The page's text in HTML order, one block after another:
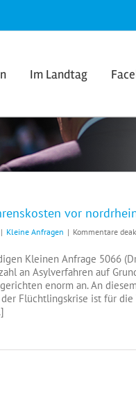
Im Landtag
vor
| Kleine Anfragen | Kommentare
Kleinen Anfrage 5066
an Asylverfahren auf
enorm an. An
Flüchtlingskrise ist für